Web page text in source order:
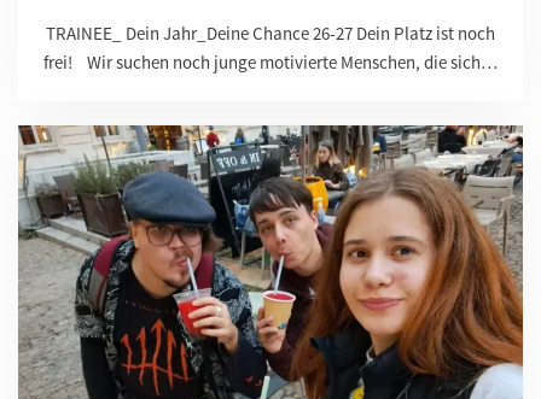
TRAINEE_ Dein Jahr_Deine Chance 26-27 Dein Platz ist noch
frei! Wir suchen noch junge motivierte Menschen, die sich…